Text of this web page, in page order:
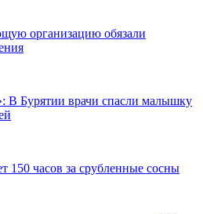
организацию обязали
В Бурятии врачи спасли малышку
150 часов за срубленные сосны